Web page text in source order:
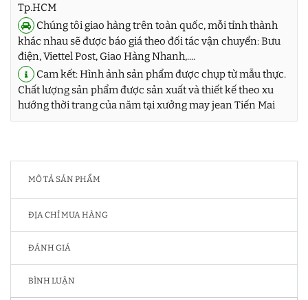
Tp.HCM
Chúng tôi giao hàng trên toàn quốc, mỗi tỉnh thành
khác nhau sẽ được báo giá theo đối tác vận chuyển: Bưu
điện, Viettel Post, Giao Hàng Nhanh,....
Cam kết: Hình ảnh sản phẩm được chụp từ mẫu thực.
Chất lượng sản phẩm được sản xuất và thiết kế theo xu
hướng thời trang của năm tại xưởng may jean Tiến Mai
MÔ TẢ SẢN PHẨM
ĐỊA CHỈ MUA HÀNG
ĐÁNH GIÁ
BÌNH LUẬN